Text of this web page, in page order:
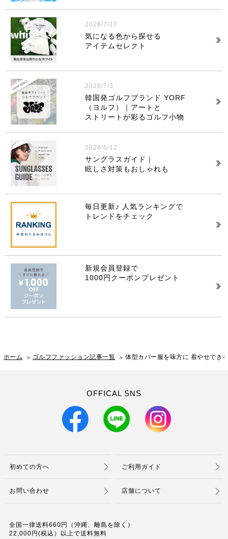
2026/7/17
気になる色から探せる
アイテムセレクト
2026/7/3
韓国発ゴルフブランド YORF
（ヨルフ）｜アートと
ストリートが彩るゴルフ小物
2026/6/12
サングラスガイド｜
眩しさ対策もおしゃれも
毎日更新♪ 人気ランキングで
トレンドをチェック
新規会員登録で
1000円クーポンプレゼント
ホーム ゴルフファッション記事一覧 体型カバー服を味方に 着やせでき
OFFICAL SNS
初めての方へ ご利用ガイド
お問い合わせ 店舗について
全国一律送料660円（沖縄、離島を除く）
22,000円(税込）以上で送料無料